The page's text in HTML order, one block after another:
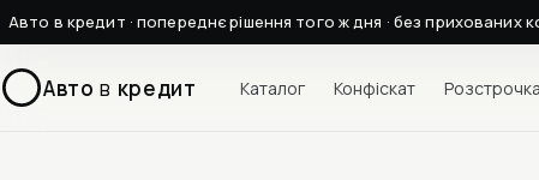
Авто в кредит · попереднє рішення того ж дня · без прихованих
Авто в кредит Каталог Конфіскат Розстрочка